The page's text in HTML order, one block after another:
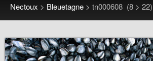
Nectoux > Bleuetagne > tn000608 (8 > 22)